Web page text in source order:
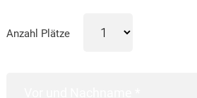
Anzahl Plätze